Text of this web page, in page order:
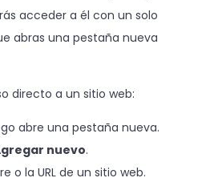
acceder a él con un solo
abras una pestaña nueva
directo a un sitio web:
abre una pestaña nueva.
nuevo.
o la URL de un sitio web.